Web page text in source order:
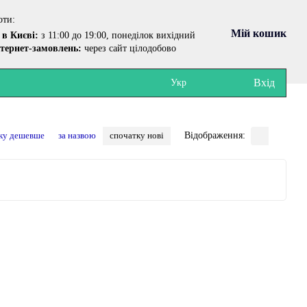
Києві: з 11:00 до 19:00, понеділок вихідний
замовлень: через сайт цілодобово
Мій кошик
Укр Вхід
дешевше за назвою спочатку нові Відображення: